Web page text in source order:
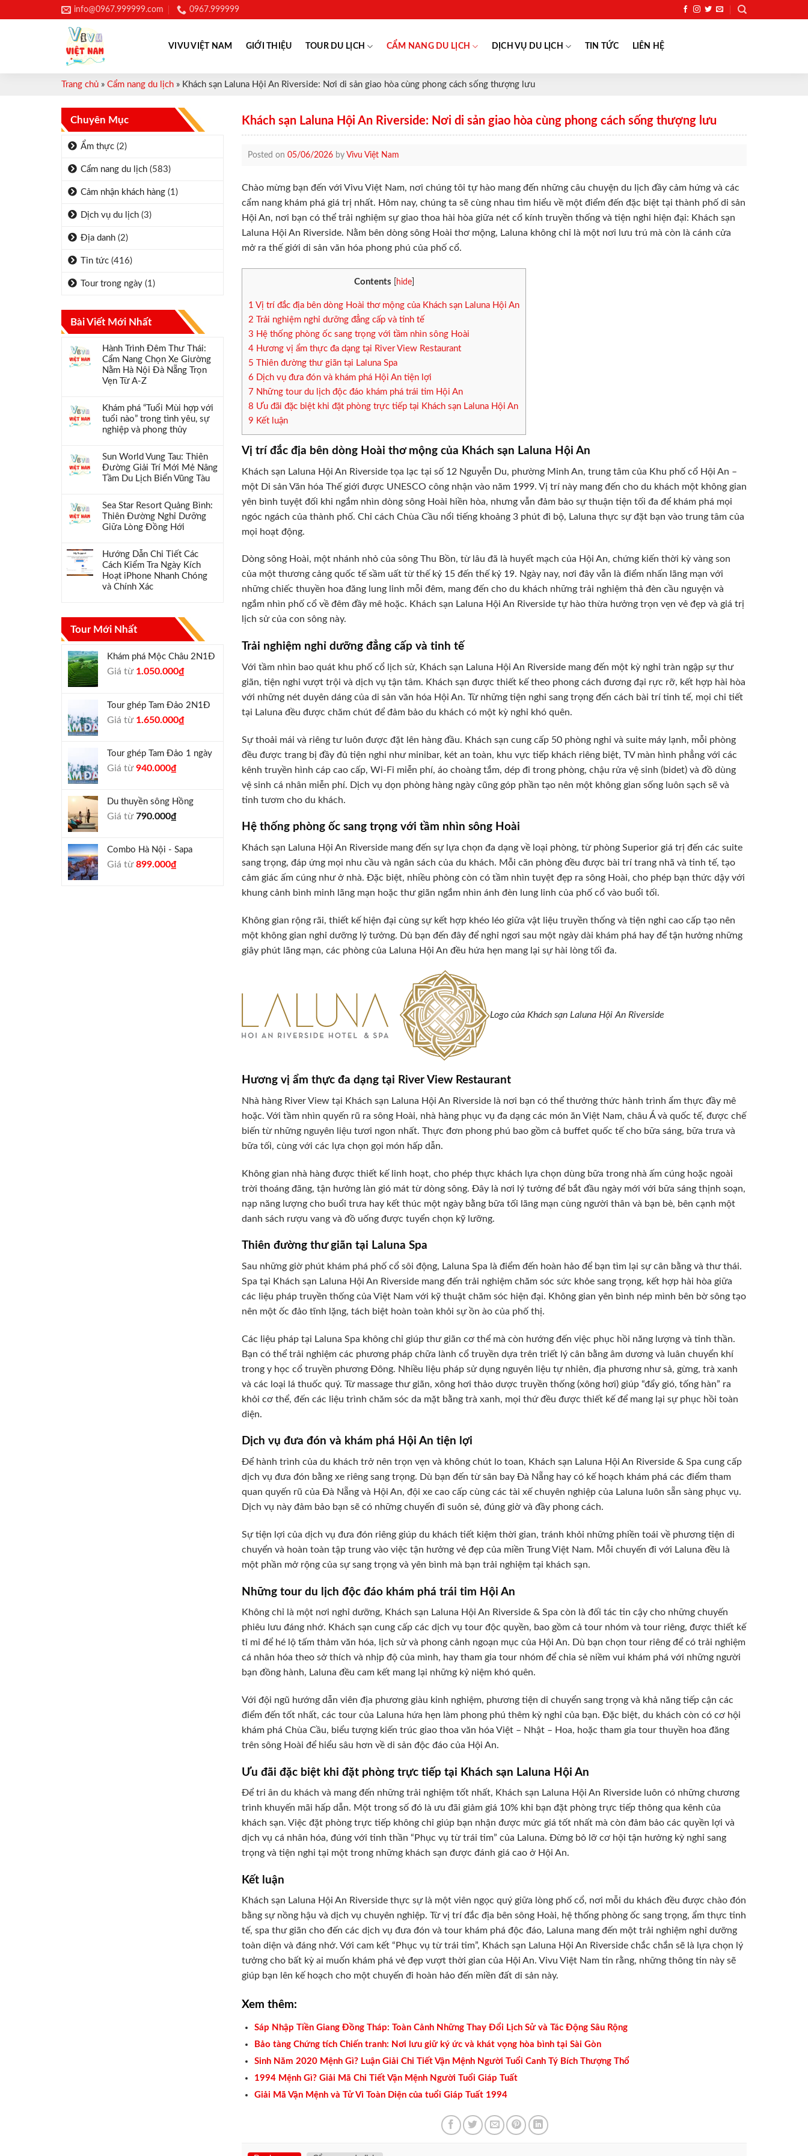
to
info@0967.999999.com 0967.999999
VIVU VIỆT NAM GIỚI THIỆU TOUR DU LỊCH CẨM NANG DU LỊCH DỊCH VỤ DU LỊCH TIN TỨC LIÊN HỆ
Trang chủ » Cẩm nang du lịch » Khách sạn Laluna Hội An Riverside: Nơi di sản giao hòa cùng phong cách sống thượng lưu
Chuyên Mục
Ẩm thực (2)
Cẩm nang du lịch (583)
Cảm nhận khách hàng (1)
Dịch vụ du lịch (3)
Địa danh (2)
Tin tức (416)
Tour trong ngày (1)
Bài Viết Mới Nhất
Hành Trình Đêm Thư Thái:
Cẩm Nang Chọn Xe Giường
Nằm Hà Nội Đà Nẵng Trọn
Vẹn Từ A-Z
Khám phá “Tuổi Mùi hợp với
tuổi nào” trong tình yêu, sự
nghiệp và phong thủy
Sun World Vung Tau: Thiên
Đường Giải Trí Mới Mẻ Nâng
Tầm Du Lịch Biển Vũng Tàu
Sea Star Resort Quảng Bình:
Thiên Đường Nghỉ Dưỡng
Giữa Lòng Đồng Hới
Hướng Dẫn Chi Tiết Các
Cách Kiểm Tra Ngày Kích
Hoạt iPhone Nhanh Chóng
và Chính Xác
Tour Mới Nhất
Khám phá Mộc Châu 2N1Đ
Giá từ Giá
1.300.000₫.
1.050.000₫Giá
là:
Tour ghép Tam Đảo 2N1Đ
Giá từ Giá
1.800.000₫.
1.650.000₫Giá
là:
Tour ghép Tam Đảo 1 ngày
Giá từGiá
1.000.000₫.
940.000₫Giá
là:
Du thuyền sông Hồng
Giá từ790.000₫
Combo Hà Nội - Sapa
Giá từGiá
899.000₫Giá
Khách sạn Laluna Hội An Riverside: Nơi di sản giao hòa cùng phong cách sống thượng lưu
Posted on 05/06/2026 by Vivu Việt Nam
Chào mừng bạn đến với Vivu Việt Nam, nơi chúng tôi tự hào mang đến những câu chuyện du lịch đầy cảm hứng và các
cẩm nang khám phá giá trị nhất. Hôm nay, chúng ta sẽ cùng nhau tìm hiểu về một điểm đến đặc biệt tại thành phố di sản
Hội An, nơi bạn có thể trải nghiệm sự giao thoa hài hòa giữa nét cổ kính truyền thống và tiện nghi hiện đại: Khách sạn
Laluna Hội An Riverside. Nằm bên dòng sông Hoài thơ mộng, Laluna không chỉ là một nơi lưu trú mà còn là cánh cửa
mở ra thế giới di sản văn hóa phong phú của phố cổ.
Contents hide]
1 Vị trí đắc địa bên dòng Hoài thơ mộng của Khách sạn Laluna Hội An
2 Trải nghiệm nghỉ dưỡng đẳng cấp và tinh tế
3 Hệ thống phòng ốc sang trọng với tầm nhìn sông Hoài
4 Hương vị ẩm thực đa dạng tại River View Restaurant
5 Thiên đường thư giãn tại Laluna Spa
6 Dịch vụ đưa đón và khám phá Hội An tiện lợi
7 Những tour du lịch độc đáo khám phá trái tim Hội An
8 Ưu đãi đặc biệt khi đặt phòng trực tiếp tại Khách sạn Laluna Hội An
9 Kết luận
Vị trí đắc địa bên dòng Hoài thơ mộng của Khách sạn Laluna Hội An
Khách sạn Laluna Hội An Riverside tọa lạc tại số 12 Nguyễn Du, phường Minh An, trung tâm của Khu phố cổ Hội An –
một Di sản Văn hóa Thế giới được UNESCO công nhận vào năm 1999. Vị trí này mang đến cho du khách một không gian
yên bình tuyệt đối khi ngắm nhìn dòng sông Hoài hiền hòa, nhưng vẫn đảm bảo sự thuận tiện tối đa để khám phá mọi
ngóc ngách của thành phố. Chỉ cách Chùa Cầu nổi tiếng khoảng 3 phút đi bộ, Laluna thực sự đặt bạn vào trung tâm của
mọi hoạt động.
Dòng sông Hoài, một nhánh nhỏ của sông Thu Bồn, từ lâu đã là huyết mạch của Hội An, chứng kiến thời kỳ vàng son
của một thương cảng quốc tế sầm uất từ thế kỷ 15 đến thế kỷ 19. Ngày nay, nơi đây vẫn là điểm nhấn lãng mạn với
những chiếc thuyền hoa đăng lung linh mỗi đêm, mang đến cho du khách những trải nghiệm thả đèn cầu nguyện và
ngắm nhìn phố cổ về đêm đầy mê hoặc. Khách sạn Laluna Hội An Riverside tự hào thừa hưởng trọn vẹn vẻ đẹp và giá trị
lịch sử của con sông này.
Trải nghiệm nghỉ dưỡng đẳng cấp và tinh tế
Với tầm nhìn bao quát khu phố cổ lịch sử, Khách sạn Laluna Hội An Riverside mang đến một kỳ nghỉ tràn ngập sự thư
giãn, tiện nghi vượt trội và dịch vụ tận tâm. Khách sạn được thiết kế theo phong cách đương đại rực rỡ, kết hợp hài hòa
với những nét duyên dáng của di sản văn hóa Hội An. Từ những tiện nghi sang trọng đến cách bài trí tinh tế, mọi chi tiết
tại Laluna đều được chăm chút để đảm bảo du khách có một kỳ nghỉ khó quên.
Sự thoải mái và riêng tư luôn được đặt lên hàng đầu. Khách sạn cung cấp 50 phòng nghỉ và suite máy lạnh, mỗi phòng
đều được trang bị đầy đủ tiện nghi như minibar, két an toàn, khu vực tiếp khách riêng biệt, TV màn hình phẳng với các
kênh truyền hình cáp cao cấp, Wi-Fi miễn phí, áo choàng tắm, dép đi trong phòng, chậu rửa vệ sinh (bidet) và đồ dùng
vệ sinh cá nhân miễn phí. Dịch vụ dọn phòng hàng ngày cũng góp phần tạo nên một không gian sống luôn sạch sẽ và
tinh tươm cho du khách.
Hệ thống phòng ốc sang trọng với tầm nhìn sông Hoài
Khách sạn Laluna Hội An Riverside mang đến sự lựa chọn đa dạng về loại phòng, từ phòng Superior giá trị đến các suite
sang trọng, đáp ứng mọi nhu cầu và ngân sách của du khách. Mỗi căn phòng đều được bài trí trang nhã và tinh tế, tạo
cảm giác ấm cúng như ở nhà. Đặc biệt, nhiều phòng còn có tầm nhìn tuyệt đẹp ra sông Hoài, cho phép bạn thức dậy với
khung cảnh bình minh lãng mạn hoặc thư giãn ngắm nhìn ánh đèn lung linh của phố cổ vào buổi tối.
Không gian rộng rãi, thiết kế hiện đại cùng sự kết hợp khéo léo giữa vật liệu truyền thống và tiện nghi cao cấp tạo nên
một không gian nghỉ dưỡng lý tưởng. Dù bạn đến đây để nghỉ ngơi sau một ngày dài khám phá hay để tận hưởng những
giây phút lãng mạn, các phòng của Laluna Hội An đều hứa hẹn mang lại sự hài lòng tối đa.
Logo của Khách sạn Laluna Hội An Riverside
Hương vị ẩm thực đa dạng tại River View Restaurant
Nhà hàng River View tại Khách sạn Laluna Hội An Riverside là nơi bạn có thể thưởng thức hành trình ẩm thực đầy mê
hoặc. Với tầm nhìn quyến rũ ra sông Hoài, nhà hàng phục vụ đa dạng các món ăn Việt Nam, châu Á và quốc tế, được chế
biến từ những nguyên liệu tươi ngon nhất. Thực đơn phong phú bao gồm cả buffet quốc tế cho bữa sáng, bữa trưa và
bữa tối, cùng với các lựa chọn gọi món hấp dẫn.
Không gian nhà hàng được thiết kế linh hoạt, cho phép thực khách lựa chọn dùng bữa trong nhà ấm cúng hoặc ngoài
trời thoáng đãng, tận hưởng làn gió mát từ dòng sông. Đây là nơi lý tưởng để bắt đầu ngày mới với bữa sáng thịnh soạn,
nạp năng lượng cho buổi trưa hay kết thúc một ngày bằng bữa tối lãng mạn cùng người thân và bạn bè, bên cạnh một
danh sách rượu vang và đồ uống được tuyển chọn kỹ lưỡng.
Thiên đường thư giãn tại Laluna Spa
Sau những giờ phút khám phá phố cổ sôi động, Laluna Spa là điểm đến hoàn hảo để bạn tìm lại sự cân bằng và thư thái.
Spa tại Khách sạn Laluna Hội An Riverside mang đến trải nghiệm chăm sóc sức khỏe sang trọng, kết hợp hài hòa giữa
các liệu pháp truyền thống của Việt Nam với kỹ thuật chăm sóc hiện đại. Không gian yên bình nép mình bên bờ sông tạo
nên một ốc đảo tĩnh lặng, tách biệt hoàn toàn khỏi sự ồn ào của phố thị.
Các liệu pháp tại Laluna Spa không chỉ giúp thư giãn cơ thể mà còn hướng đến việc phục hồi năng lượng và tinh thần.
Bạn có thể trải nghiệm các phương pháp chữa lành cổ truyền dựa trên triết lý cân bằng âm dương và luân chuyển khí
trong y học cổ truyền phương Đông. Nhiều liệu pháp sử dụng nguyên liệu tự nhiên, địa phương như sả, gừng, trà xanh
và các loại lá thuốc quý. Từ massage thư giãn, xông hơi thảo dược truyền thống (xông hơi) giúp “đẩy gió, tống hàn” ra
khỏi cơ thể, đến các liệu trình chăm sóc da mặt bằng trà xanh, mọi thứ đều được thiết kế để mang lại sự phục hồi toàn
diện.
Dịch vụ đưa đón và khám phá Hội An tiện lợi
Để hành trình của du khách trở nên trọn vẹn và không chút lo toan, Khách sạn Laluna Hội An Riverside & Spa cung cấp
dịch vụ đưa đón bằng xe riêng sang trọng. Dù bạn đến từ sân bay Đà Nẵng hay có kế hoạch khám phá các điểm tham
quan quyến rũ của Đà Nẵng và Hội An, đội xe cao cấp cùng các tài xế chuyên nghiệp của Laluna luôn sẵn sàng phục vụ.
Dịch vụ này đảm bảo bạn sẽ có những chuyến đi suôn sẻ, đúng giờ và đầy phong cách.
Sự tiện lợi của dịch vụ đưa đón riêng giúp du khách tiết kiệm thời gian, tránh khỏi những phiền toái về phương tiện di
chuyển và hoàn toàn tập trung vào việc tận hưởng vẻ đẹp của miền Trung Việt Nam. Mỗi chuyến đi với Laluna đều là
một phần mở rộng của sự sang trọng và yên bình mà bạn trải nghiệm tại khách sạn.
Những tour du lịch độc đáo khám phá trái tim Hội An
Không chỉ là một nơi nghỉ dưỡng, Khách sạn Laluna Hội An Riverside & Spa còn là đối tác tin cậy cho những chuyến
phiêu lưu đáng nhớ. Khách sạn cung cấp các dịch vụ tour độc quyền, bao gồm cả tour nhóm và tour riêng, được thiết kế
tỉ mỉ để hé lộ tấm thảm văn hóa, lịch sử và phong cảnh ngoạn mục của Hội An. Dù bạn chọn tour riêng để có trải nghiệm
cá nhân hóa theo sở thích và nhịp độ của mình, hay tham gia tour nhóm để chia sẻ niềm vui khám phá với những người
bạn đồng hành, Laluna đều cam kết mang lại những kỷ niệm khó quên.
Với đội ngũ hướng dẫn viên địa phương giàu kinh nghiệm, phương tiện di chuyển sang trọng và khả năng tiếp cận các
điểm đến tốt nhất, các tour của Laluna hứa hẹn làm phong phú thêm kỳ nghỉ của bạn. Đặc biệt, du khách còn có cơ hội
khám phá Chùa Cầu, biểu tượng kiến trúc giao thoa văn hóa Việt – Nhật – Hoa, hoặc tham gia tour thuyền hoa đăng
trên sông Hoài để hiểu sâu hơn về di sản độc đáo của Hội An.
Ưu đãi đặc biệt khi đặt phòng trực tiếp tại Khách sạn Laluna Hội An
Để tri ân du khách và mang đến những trải nghiệm tốt nhất, Khách sạn Laluna Hội An Riverside luôn có những chương
trình khuyến mãi hấp dẫn. Một trong số đó là ưu đãi giảm giá 10% khi bạn đặt phòng trực tiếp thông qua kênh của
khách sạn. Việc đặt phòng trực tiếp không chỉ giúp bạn nhận được mức giá tốt nhất mà còn đảm bảo các quyền lợi và
dịch vụ cá nhân hóa, đúng với tinh thần “Phục vụ từ trái tim” của Laluna. Đừng bỏ lỡ cơ hội tận hưởng kỳ nghỉ sang
trọng và tiện nghi tại một trong những khách sạn được đánh giá cao ở Hội An.
Kết luận
Khách sạn Laluna Hội An Riverside thực sự là một viên ngọc quý giữa lòng phố cổ, nơi mỗi du khách đều được chào đón
bằng sự nồng hậu và dịch vụ chuyên nghiệp. Từ vị trí đắc địa bên sông Hoài, hệ thống phòng ốc sang trọng, ẩm thực tinh
tế, spa thư giãn cho đến các dịch vụ đưa đón và tour khám phá độc đáo, Laluna mang đến một trải nghiệm nghỉ dưỡng
toàn diện và đáng nhớ. Với cam kết “Phục vụ từ trái tim”, Khách sạn Laluna Hội An Riverside chắc chắn sẽ là lựa chọn lý
tưởng cho bất kỳ ai muốn khám phá vẻ đẹp vượt thời gian của Hội An. Vivu Việt Nam tin rằng, những thông tin này sẽ
giúp bạn lên kế hoạch cho một chuyến đi hoàn hảo đến miền đất di sản này.
Xem thêm:
Sáp Nhập Tiền Giang Đồng Tháp: Toàn Cảnh Những Thay Đổi Lịch Sử và Tác Động Sâu Rộng
Bảo tàng Chứng tích Chiến tranh: Nơi lưu giữ ký ức và khát vọng hòa bình tại Sài Gòn
Sinh Năm 2020 Mệnh Gì? Luận Giải Chi Tiết Vận Mệnh Người Tuổi Canh Tý Bích Thượng Thổ
1994 Mệnh Gì? Giải Mã Chi Tiết Vận Mệnh Người Tuổi Giáp Tuất
Giải Mã Vận Mệnh và Tử Vi Toàn Diện của tuổi Giáp Tuất 1994